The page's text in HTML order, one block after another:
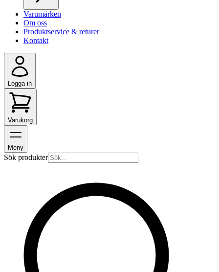
Varumärken
Om oss
Produktservice & returer
Kontakt
Logga in
Varukorg
Meny
Sök produkter